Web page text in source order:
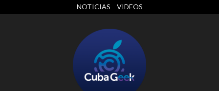
NOTICIAS VIDEOS